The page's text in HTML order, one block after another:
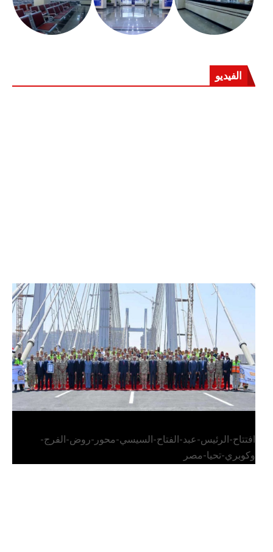
الفيديو
الرئيس عبد الفتاح السيسي يفتتح محور روض الفرج
وكوبري تحيا مصر
افتتاح-الرئيس-عبد-الفتاح-السيسي-محور-روض-الفرج-
وكوبري-تحيا-مصر